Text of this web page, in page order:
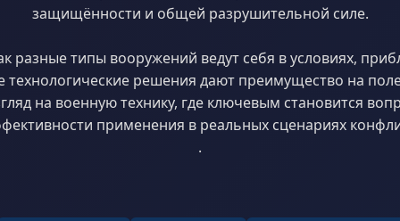
защищённости и общей разрушительной силе.
разные типы вооружений ведут себя в условиях,
технологические решения дают преимущество на
на военную технику, где ключевым становится
применения в реальных сценариях
.